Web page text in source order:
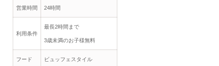
営業時間 24時間
利用条件
最長2時間まで
3歳未満のお子様無料
フード ビュッフェスタイル